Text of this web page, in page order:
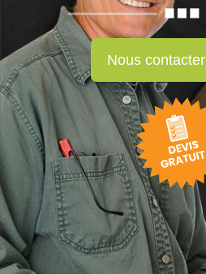
Nous contacter